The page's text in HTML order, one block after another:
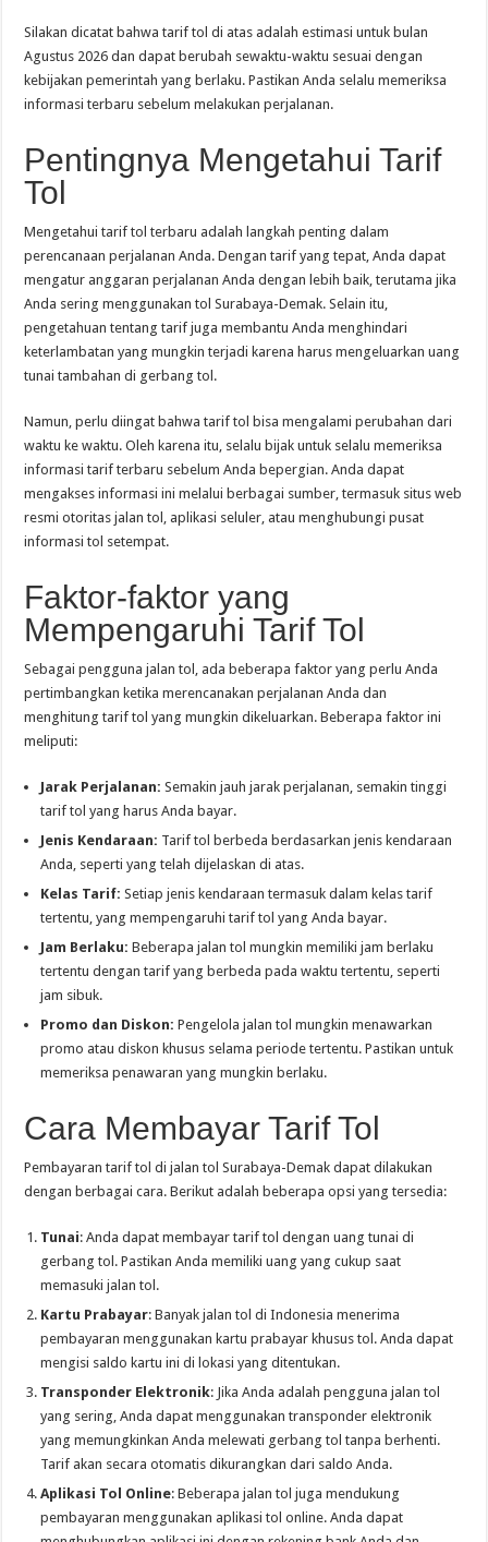
Silakan dicatat bahwa tarif tol di atas adalah estimasi untuk bulan
Agustus 2026 dan dapat berubah sewaktu-waktu sesuai dengan
kebijakan pemerintah yang berlaku. Pastikan Anda selalu memeriksa
informasi terbaru sebelum melakukan perjalanan.
Pentingnya Mengetahui Tarif
Tol
Mengetahui tarif tol terbaru adalah langkah penting dalam
perencanaan perjalanan Anda. Dengan tarif yang tepat, Anda dapat
mengatur anggaran perjalanan Anda dengan lebih baik, terutama jika
Anda sering menggunakan tol Surabaya-Demak. Selain itu,
pengetahuan tentang tarif juga membantu Anda menghindari
keterlambatan yang mungkin terjadi karena harus mengeluarkan uang
tunai tambahan di gerbang tol.
Namun, perlu diingat bahwa tarif tol bisa mengalami perubahan dari
waktu ke waktu. Oleh karena itu, selalu bijak untuk selalu memeriksa
informasi tarif terbaru sebelum Anda bepergian. Anda dapat
mengakses informasi ini melalui berbagai sumber, termasuk situs web
resmi otoritas jalan tol, aplikasi seluler, atau menghubungi pusat
informasi tol setempat.
Faktor-faktor yang
Mempengaruhi Tarif Tol
Sebagai pengguna jalan tol, ada beberapa faktor yang perlu Anda
pertimbangkan ketika merencanakan perjalanan Anda dan
menghitung tarif tol yang mungkin dikeluarkan. Beberapa faktor ini
meliputi:
Jarak Perjalanan: Semakin jauh jarak perjalanan, semakin tinggi
tarif tol yang harus Anda bayar.
Jenis Kendaraan: Tarif tol berbeda berdasarkan jenis kendaraan
Anda, seperti yang telah dijelaskan di atas.
Kelas Tarif: Setiap jenis kendaraan termasuk dalam kelas tarif
tertentu, yang mempengaruhi tarif tol yang Anda bayar.
Jam Berlaku: Beberapa jalan tol mungkin memiliki jam berlaku
tertentu dengan tarif yang berbeda pada waktu tertentu, seperti
jam sibuk.
Promo dan Diskon: Pengelola jalan tol mungkin menawarkan
promo atau diskon khusus selama periode tertentu. Pastikan untuk
memeriksa penawaran yang mungkin berlaku.
Cara Membayar Tarif Tol
Pembayaran tarif tol di jalan tol Surabaya-Demak dapat dilakukan
dengan berbagai cara. Berikut adalah beberapa opsi yang tersedia:
Tunai: Anda dapat membayar tarif tol dengan uang tunai di
gerbang tol. Pastikan Anda memiliki uang yang cukup saat
memasuki jalan tol.
Kartu Prabayar: Banyak jalan tol di Indonesia menerima
pembayaran menggunakan kartu prabayar khusus tol. Anda dapat
mengisi saldo kartu ini di lokasi yang ditentukan.
Transponder Elektronik: Jika Anda adalah pengguna jalan tol
yang sering, Anda dapat menggunakan transponder elektronik
yang memungkinkan Anda melewati gerbang tol tanpa berhenti.
Tarif akan secara otomatis dikurangkan dari saldo Anda.
Aplikasi Tol Online: Beberapa jalan tol juga mendukung
pembayaran menggunakan aplikasi tol online. Anda dapat